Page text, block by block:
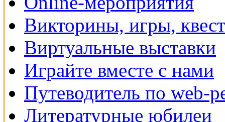
Викторины, игры,
Виртуальные выставки
Играйте вместе с нами
Путеводитель по web-
Литературные юбилеи